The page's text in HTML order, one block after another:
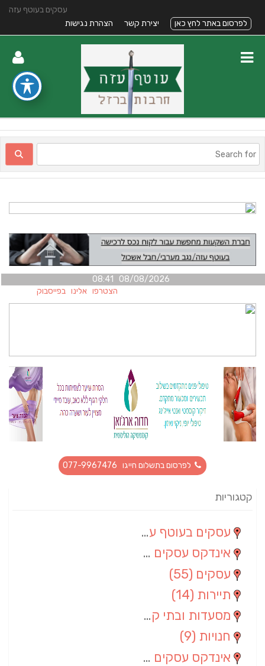
עסקים בעוטף עזה
לפרסום באתר לחץ כאן
יצירת קשר הצהרת נגישות
08/08/2026 08:41
הצטרפו אלינו בפייסבוק
לפרסום בתשלום חייגו 077-9967476
קטגוריות
עסקים בעוטף עזה
אינדקס עסקים מרחבי
עסקים (55)
תיירות (14)
מסעדות ובתי קפה
חנויות (9)
אינדקס עסקים ארצי